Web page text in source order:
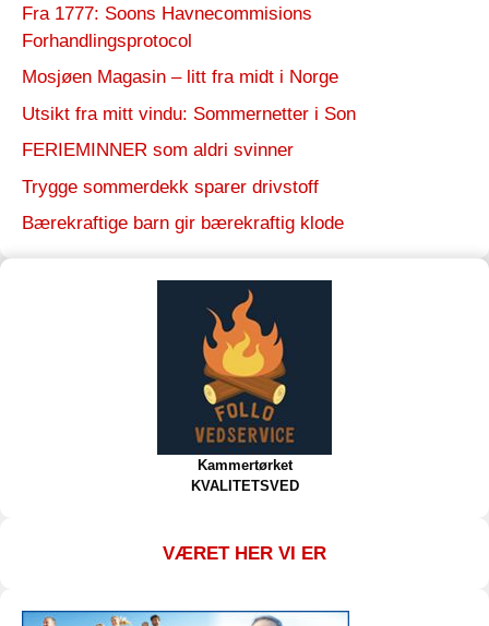
Fra 1777: Soons Havnecommisions
Forhandlingsprotocol
Mosjøen Magasin – litt fra midt i Norge
Utsikt fra mitt vindu: Sommernetter i Son
FERIEMINNER som aldri svinner
Trygge sommerdekk sparer drivstoff
Bærekraftige barn gir bærekraftig klode
Kammertørket
KVALITETSVED
VÆRET HER VI ER